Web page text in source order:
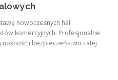
nowoczesnych hal
komercyjnych. Profesjonalne
i bezpieczeństwo całej